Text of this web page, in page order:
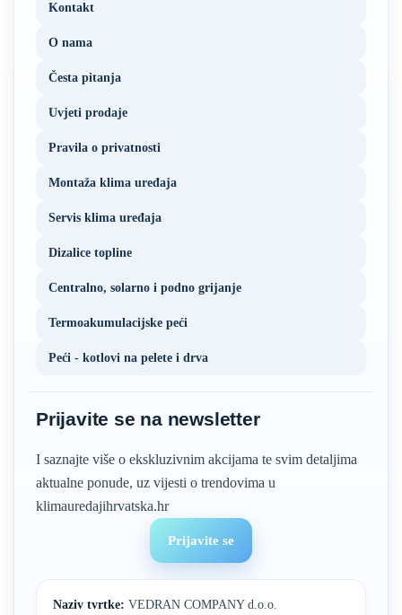
Kontakt
O nama
Česta pitanja
Uvjeti prodaje
Pravila o privatnosti
Montaža klima uređaja
Servis klima uređaja
Dizalice topline
Centralno, solarno i podno grijanje
Termoakumulacijske peći
Peći - kotlovi na pelete i drva
Prijavite se na newsletter
I saznajte više o ekskluzivnim akcijama te svim detaljima
aktualne ponude, uz vijesti o trendovima u
klimauredajihrvatska.hr
Prijavite se
Naziv tvrtke: VEDRAN COMPANY d.o.o.